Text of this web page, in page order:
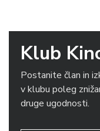
Klub
Postanite član in
v klubu poleg
druge ugodnosti.